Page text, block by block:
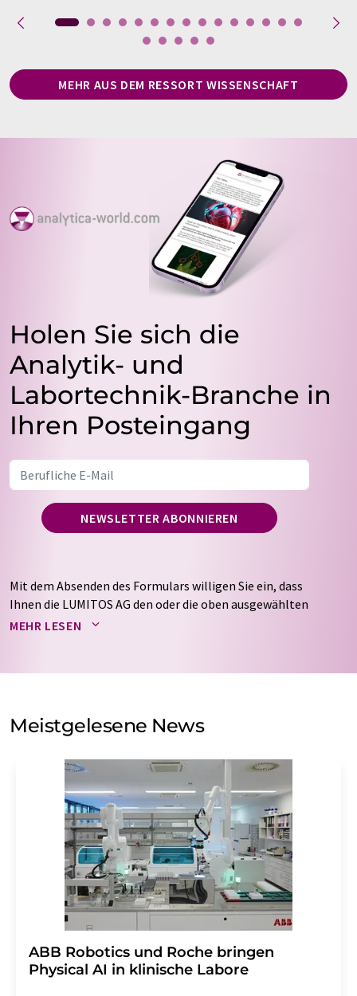
MEHR AUS DEM RESSORT WISSENSCHAFT
Holen Sie sich die
Analytik- und
Labortechnik-Branche in
Ihren Posteingang
NEWSLETTER ABONNIEREN
Mit dem Absenden des Formulars willigen Sie ein, dass
Ihnen die LUMITOS AG den oder die oben ausgewählten
Newsletter per E-Mail zusendet. Ihre Daten werden
auf Basis unsererDatenschutzerklärung. LUMITOS darf
Meinungsforschung per E-Mail kontaktieren. Ihre
Einwilligung können Sie jederzeit ohne Angabe von
Str. 2, 12489 Berlin oder per E-Mail unter
widerruf@lumitos.commit Wirkung für die Zukunft
widerrufen. Zudem ist in jeder E-Mail ein Link zur
Abbestellung des entsprechenden Newsletters
enthalten.
MEHR LESEN
Meistgelesene News
​​​​​​​ABB Robotics und Roche bringen
Physical AI in klinische Labore